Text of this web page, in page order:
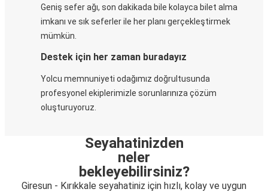
Geniş sefer ağı, son dakikada bile kolayca bilet alma
imkanı ve sık seferler ile her planı gerçekleştirmek
mümkün.
Destek için her zaman buradayız
Yolcu memnuniyeti odağımız doğrultusunda
profesyonel ekiplerimizle sorunlarınıza çözüm
oluşturuyoruz.
Seyahatinizden
neler
bekleyebilirsiniz?
Giresun - Kırıkkale seyahatiniz için hızlı, kolay ve uygun